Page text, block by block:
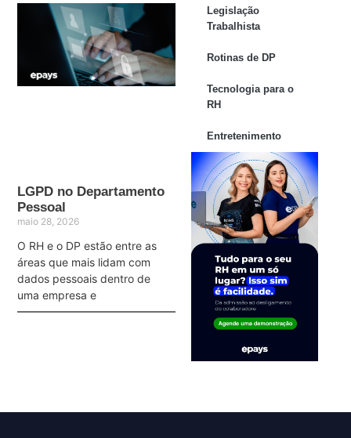
LGPD no Departamento
Pessoal
maio 28, 2026
O RH e o DP estão entre as
áreas que mais lidam com
dados pessoais dentro de
uma empresa e
Legislação
Trabalhista
Rotinas de DP
Tecnologia para o
RH
Entretenimento